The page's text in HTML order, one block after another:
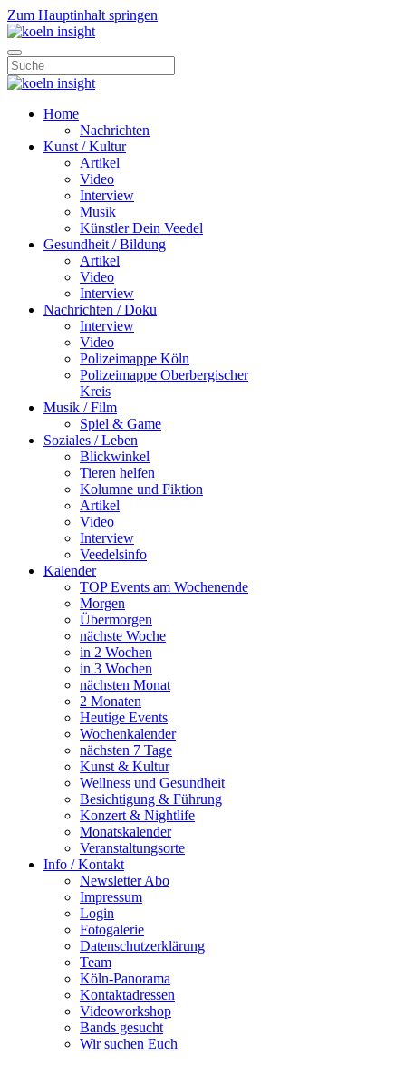
Zum Hauptinhalt springen
Home
Nachrichten
Kunst / Kultur
Artikel
Video
Interview
Musik
Künstler Dein Veedel
Gesundheit / Bildung
Artikel
Video
Interview
Nachrichten / Doku
Interview
Video
Polizeimappe Köln
Polizeimappe Oberbergischer
Kreis
Musik / Film
Spiel & Game
Soziales / Leben
Blickwinkel
Tieren helfen
Kolumne und Fiktion
Artikel
Video
Interview
Veedelsinfo
Kalender
TOP Events am Wochenende
Morgen
Übermorgen
nächste Woche
in 2 Wochen
in 3 Wochen
nächsten Monat
2 Monaten
Heutige Events
Wochenkalender
nächsten 7 Tage
Kunst & Kultur
Wellness und Gesundheit
Besichtigung & Führung
Konzert & Nightlife
Monatskalender
Veranstaltungsorte
Info / Kontakt
Newsletter Abo
Impressum
Login
Fotogalerie
Datenschutzerklärung
Team
Köln-Panorama
Kontaktadressen
Videoworkshop
Bands gesucht
Wir suchen Euch